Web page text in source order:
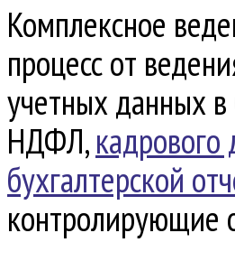
Комплексное
процесс от
учетных данных
НДФЛ,кадрового
бухгалтерской
контролирующие